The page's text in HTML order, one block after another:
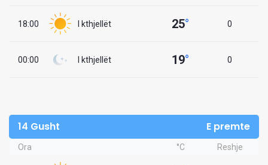
18:00 I kthjellët 25° 0
00:00 I kthjellët 19° 0
14 Gusht E premte
Ora °C Reshje